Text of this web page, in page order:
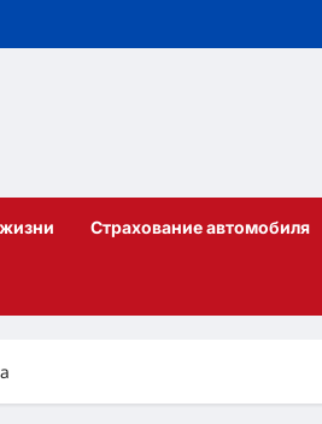
Страхование автомобиля